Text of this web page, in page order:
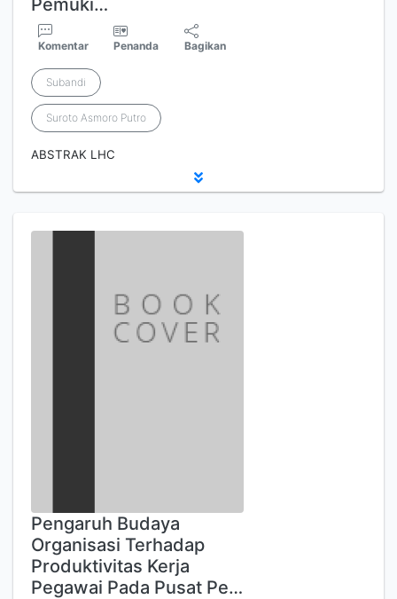
Pemuki…
Komentar Penanda Bagikan
Subandi
Suroto Asmoro Putro
ABSTRAK LHC
Pengaruh Budaya
Organisasi Terhadap
Produktivitas Kerja
Pegawai Pada Pusat Pe…